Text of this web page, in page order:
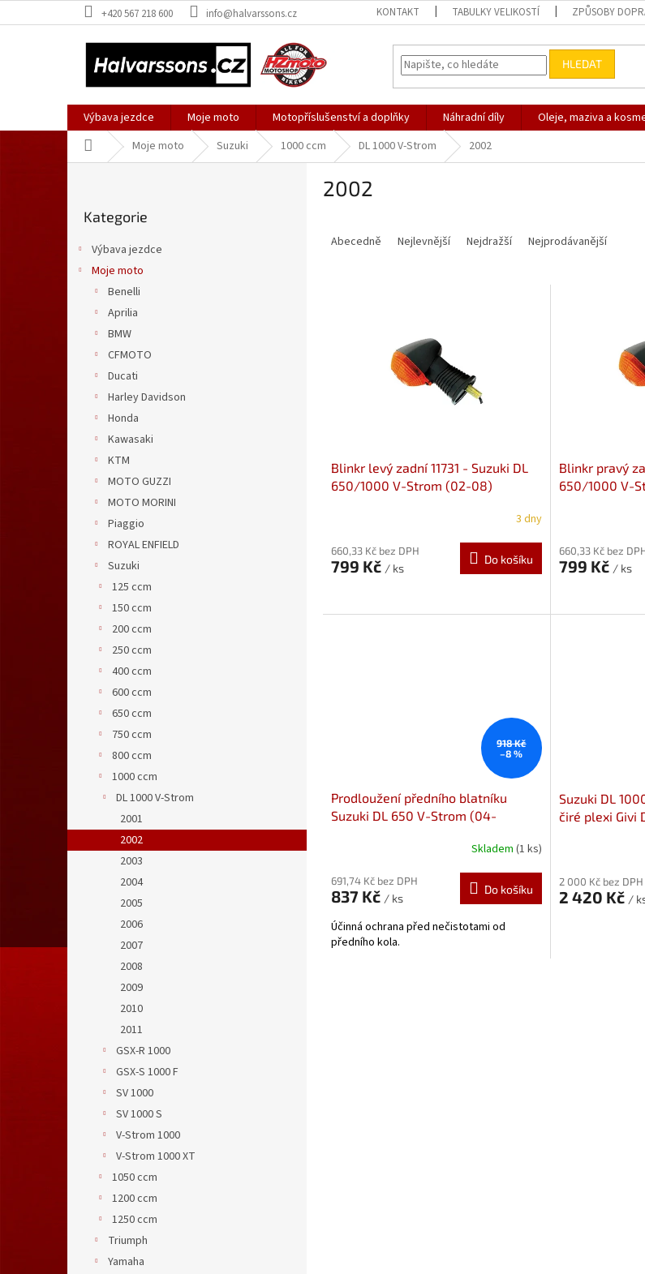
na
+420 567 218 600 info@halvarssons.cz KONTAKT TABULKY VELIKOSTÍ ZPŮSOBY
HLEDAT
Výbava jezdce Moje moto Motopříslušenství a doplňky Náhradní díly Oleje, maziva a
Domů Moje moto Suzuki 1000 ccm DL 1000 V-Strom 2002
kategorie
Kategorie
Výbava jezdce
Moje moto
Benelli
Aprilia
BMW
CFMOTO
Ducati
Harley Davidson
Honda
Kawasaki
KTM
MOTO GUZZI
MOTO MORINI
Piaggio
ROYAL ENFIELD
Suzuki
125 ccm
150 ccm
200 ccm
250 ccm
400 ccm
600 ccm
650 ccm
750 ccm
800 ccm
1000 ccm
DL 1000 V-Strom
2001
2002
2003
2004
2005
2006
2007
2008
2009
2010
2011
GSX-R 1000
GSX-S 1000 F
SV 1000
SV 1000 S
V-Strom 1000
V-Strom 1000 XT
1050 ccm
1200 ccm
1250 ccm
Triumph
Yamaha
2002
Abecedně Nejlevnější Nejdražší Nejprodávanější
Blinkr levý zadní 11731 - Suzuki DL
650/1000 V-Strom (02-08)
3 dny
660,33 Kč bez DPH
799 Kč / ks
Do košíku
Blinkr pravý
650/1000 V-
660,33 Kč bez
799 Kč / ks
918 Kč
–8 %
Prodloužení předního blatníku
Suzuki DL 650 V-Strom (04-
Prodloužení předního
blatníku od Pyramid Plastics
Skladem (1 ks)
691,74 Kč bez DPH
837 Kč / ks
Do košíku
Účinná ochrana před nečistotami od
předního kola.
Suzuki DL
čiré plexi Givi
2 000 Kč bez DPH
2 420 Kč /